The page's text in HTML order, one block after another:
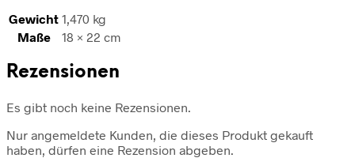
Gewicht 1,470 kg
Maße
18 × 22 cm
Rezensionen
Es gibt noch keine Rezensionen.
Nur angemeldete Kunden, die dieses Produkt gekauft
haben, dürfen eine Rezension abgeben.